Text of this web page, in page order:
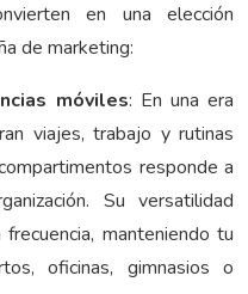
en una elección
de marketing:
móviles: En una era
viajes, trabajo y rutinas
responde a
Su versatilidad
manteniendo tu
oficinas, gimnasios o